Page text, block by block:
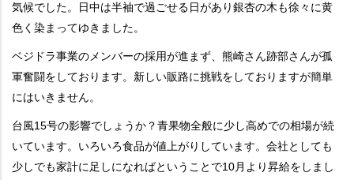
気候でした。日中は半袖で過ごせる日があり銀杏の木も徐々に黄
色く染まってゆきました。
ベジドラ事業のメンバーの採用が進まず、熊崎さん跡部さんが孤
軍奮闘をしております。新しい販路に挑戦をしておりますが簡単
にはいきません。
台風15号の影響でしょうか？青果物全般に少し高めでの相場が続
いています。いろいろ食品が値上がりしています。会社としても
少しでも家計に足しになればということで10月より昇給をしまし